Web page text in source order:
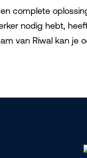
complete
nodig hebt,
van Riwal kan je